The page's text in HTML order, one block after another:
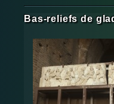
Bas-reliefs de